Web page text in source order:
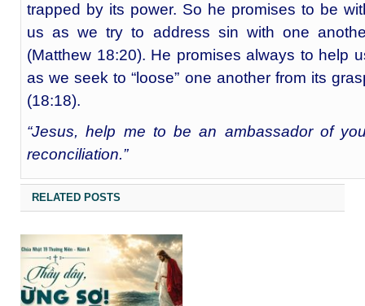
trapped by its power. So he promises to be
us as we try to address sin with one
(Matthew 18:20). He promises always to help
as we seek to “loose” one another from its
(18:18).
“Jesus, help me to be an ambassador of
reconciliation.”
RELATED POSTS